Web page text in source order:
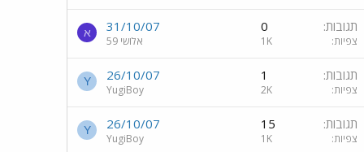
תגובות 0
צפיות 1K
31/10/07
אלושי 59
א
תגובות 1
צפיות 2K
26/10/07
YugiBoy
Y
תגובות 15
צפיות 1K
26/10/07
YugiBoy
Y